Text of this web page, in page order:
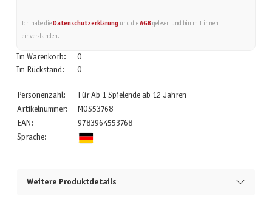
Ich habe die Datenschutzerklärungund die AGBgelesen und bin mit ihnen
einverstanden.
Im Warenkorb:
0
Im Rückstand:
0
Personenzahl:
Für Ab 1 Spielende ab 12 Jahren
Artikelnummer:
MOS53768
EAN:
9783964553768
Sprache:
Weitere Produktdetails